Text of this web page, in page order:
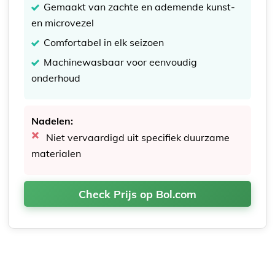
Gemaakt van zachte en ademende kunst-
en microvezel
Comfortabel in elk seizoen
Machinewasbaar voor eenvoudig
onderhoud
Nadelen:
Niet vervaardigd uit specifiek duurzame
materialen
Check Prijs op Bol.com